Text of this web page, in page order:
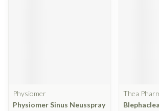
Physiomer
Physiomer Sinus Neusspray
Thea